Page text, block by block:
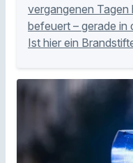
vergangenen
befeuert – gerade in
Ist hier ein